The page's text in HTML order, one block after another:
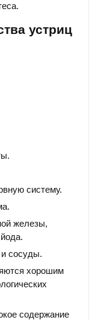
устриц
систему.
железы,
и сосуды.
хорошим
содержание